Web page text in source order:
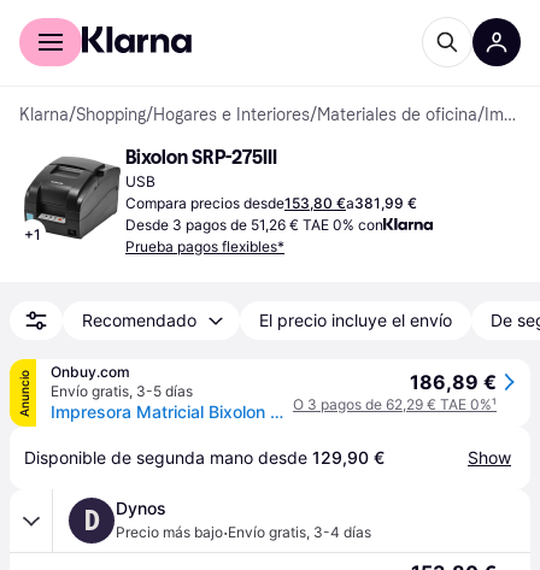
Comprar con Klarna
Klarna/Shopping/Hogares e Interiores/Materiales de oficina/ Impresoras de Tickets
+1
Bixolon SRP-275III
USB
Compara precios desde153,80 €a381,99 €
Desde 3 pagos de 51,26 € TAE 0% con
Prueba pagos flexibles*
Recomendado El precio incluye el envío De
Anuncio
Onbuy.com
Envío gratis, 3-5 días
Impresora Matricial Bixolon SRP-275III AOS USB Negra - BIXOLON - Matricial - Negra
186,89 €
O 3 pagos de 62,29 € TAE 0%¹
Disponible de segunda mano desde 129,90 € Show
D Dynos
Precio más bajo·Envío gratis, 3-4 días